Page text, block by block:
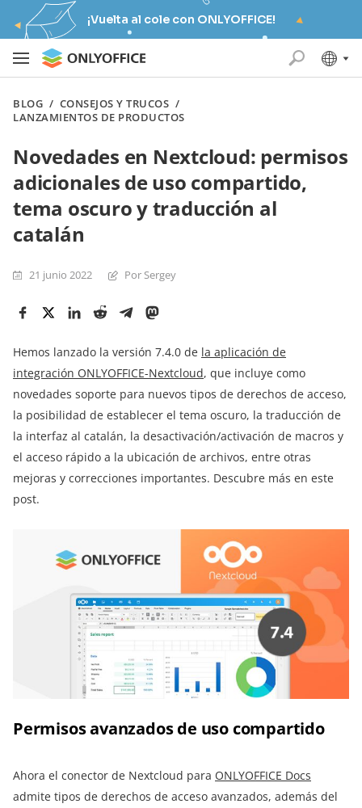
¡Vuelta al cole con ONLYOFFICE!
BLOG / CONSEJOS Y TRUCOS /
LANZAMIENTOS DE PRODUCTOS
Novedades en Nextcloud: permisos
adicionales de uso compartido,
tema oscuro y traducción al
catalán
21 junio 2022 Por Sergey
Hemos lanzado la versión 7.4.0 de la aplicación de
integración ONLYOFFICE-Nextcloud, que incluye como
novedades soporte para nuevos tipos de derechos de acceso,
la posibilidad de establecer el tema oscuro, la traducción de
la interfaz al catalán, la desactivación/activación de macros y
el acceso rápido a la ubicación de archivos, entre otras
mejoras y correcciones importantes. Descubre más en este
post.
Permisos avanzados de uso compartido
Ahora el conector de Nextcloud para ONLYOFFICE Docs
admite tipos de derechos de acceso avanzados, además del